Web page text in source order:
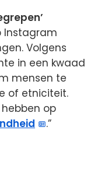
Instagram
Volgens
in een kwaad
mensen te
of etniciteit.
op
.”